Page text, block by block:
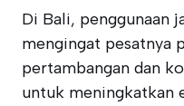
Di Bali, penggunaan
mengingat pesatnya
pertambangan dan
untuk meningkatkan